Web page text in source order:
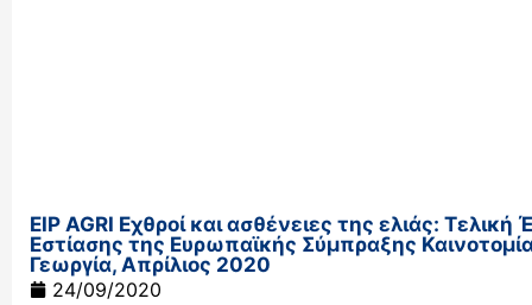
EIP AGRI Εχθροί και ασθένειες της ελιάς:
Εστίασης της Ευρωπαϊκής Σύμπραξης
Γεωργία, Απρίλιος 2020
24/09/2020